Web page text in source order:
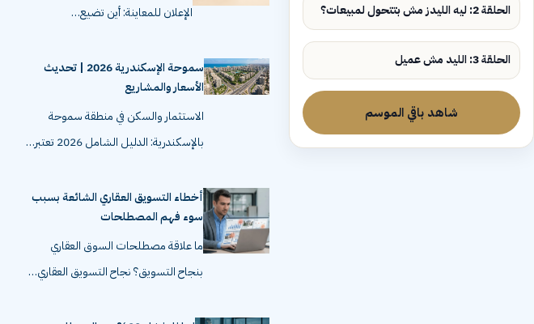
الحلقة 2: ليه الليدز مش بتتحول لمبيعات؟
الحلقة 3: الليد مش عميل
شاهد باقي الموسم
الإعلان للمعاينة: أين تضيع…
سموحة الإسكندرية 2026 | تحديث
الأسعار والمشاريع
الاستثمار والسكن في منطقة سموحة
بالإسكندرية: الدليل الشامل 2026 تعتبر…
أخطاء التسويق العقاري الشائعة بسبب
سوء فهم المصطلحات
ما علاقة مصطلحات السوق العقاري
بنجاح التسويق؟ نجاح التسويق العقاري…